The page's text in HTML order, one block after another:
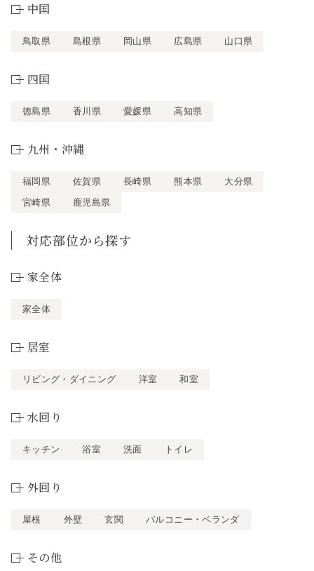
中国
鳥取県 島根県 岡山県 広島県 山口県
四国
徳島県 香川県 愛媛県 高知県
九州・沖縄
福岡県 佐賀県 長崎県 熊本県
大分県
宮崎県
鹿児島県
対応部位から探す
家全体
家全体
居室
リビング・ダイニング 洋室 和室
水回り
キッチン 浴室 洗面 トイレ
外回り
屋根 外壁 玄関 バルコニー・ベランダ
その他